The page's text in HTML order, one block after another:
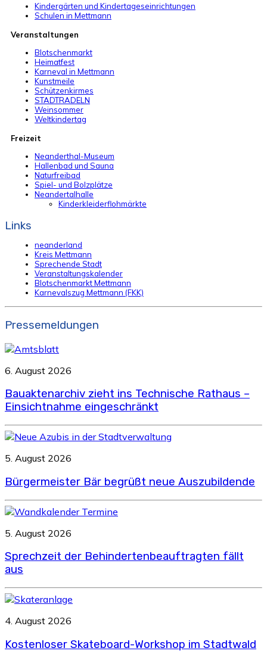
Kindergärten und Kindertageseinrichtungen
Schulen in Mettmann
Veranstaltungen
Blotschenmarkt
Heimatfest
Karneval in Mettmann
Kunstmeile
Schützenkirmes
STADTRADELN
Weinsommer
Weltkindertag
Freizeit
Neanderthal-Museum
Hallenbad und Sauna
Naturfreibad
Spiel- und Bolzplätze
Neandertalhalle
Kinderkleiderflohmärkte
Links
neanderland
Kreis Mettmann
Sprechende Stadt
Veranstaltungskalender
Blotschenmarkt Mettmann
Karnevalszug Mettmann (FKK)
Pressemeldungen
6. August 2026
Bauaktenarchiv zieht ins Technische Rathaus –
Einsichtnahme eingeschränkt
5. August 2026
Bürgermeister Bär begrüßt neue Auszubildende
5. August 2026
Sprechzeit der Behindertenbeauftragten fällt
aus
4. August 2026
Kostenloser Skateboard-Workshop im Stadtwald